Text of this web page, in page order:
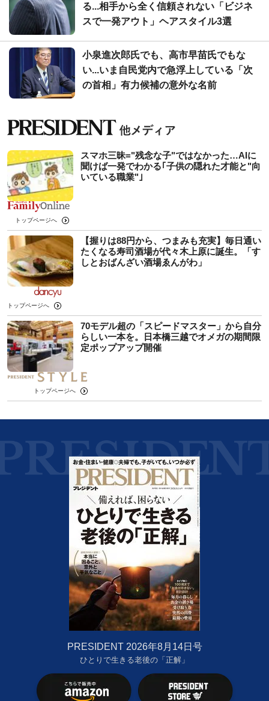
る...相手から全く信頼されない「ビジネ
スで一発アウト」ヘアスタイル3選
小泉進次郎氏でも、高市早苗氏でもな
い...いま自民党内で急浮上している「次
の首相」有力候補の意外な名前
スマホ三昧="残念な子"ではなかった…AIに
聞けば一発でわかる｢子供の隠れた才能と"向
いている職業"｣
トップページへ
【握りは88円から、つまみも充実】毎日通い
たくなる寿司酒場が代々木上原に誕生。「す
しとおばんざい酒場ゑんがわ」
トップページへ
70モデル超の「スピードマスター」から自分
らしい一本を。日本橋三越でオメガの期間限
定ポップアップ開催
トップページへ
PRESIDENT 2026年8月14日号
ひとりで生きる老後の「正解」